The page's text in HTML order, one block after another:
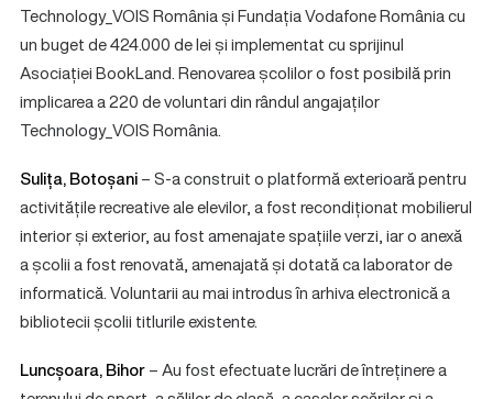
Technology_VOIS România și Fundația Vodafone România cu
un buget de 424.000 de lei și implementat cu sprijinul
Asociației BookLand. Renovarea școlilor o fost posibilă prin
implicarea a 220 de voluntari din rândul angajaților
Technology_VOIS România.
Sulița, Botoșani– S-a construit o platformă exterioară pentru
activitățile recreative ale elevilor, a fost recondiționat mobilierul
interior și exterior, au fost amenajate spațiile verzi, iar o anexă
a școlii a fost renovată, amenajată și dotată ca laborator de
informatică. Voluntarii au mai introdus în arhiva electronică a
bibliotecii școlii titlurile existente.
Luncșoara, Bihor– Au fost efectuate lucrări de întreținere a